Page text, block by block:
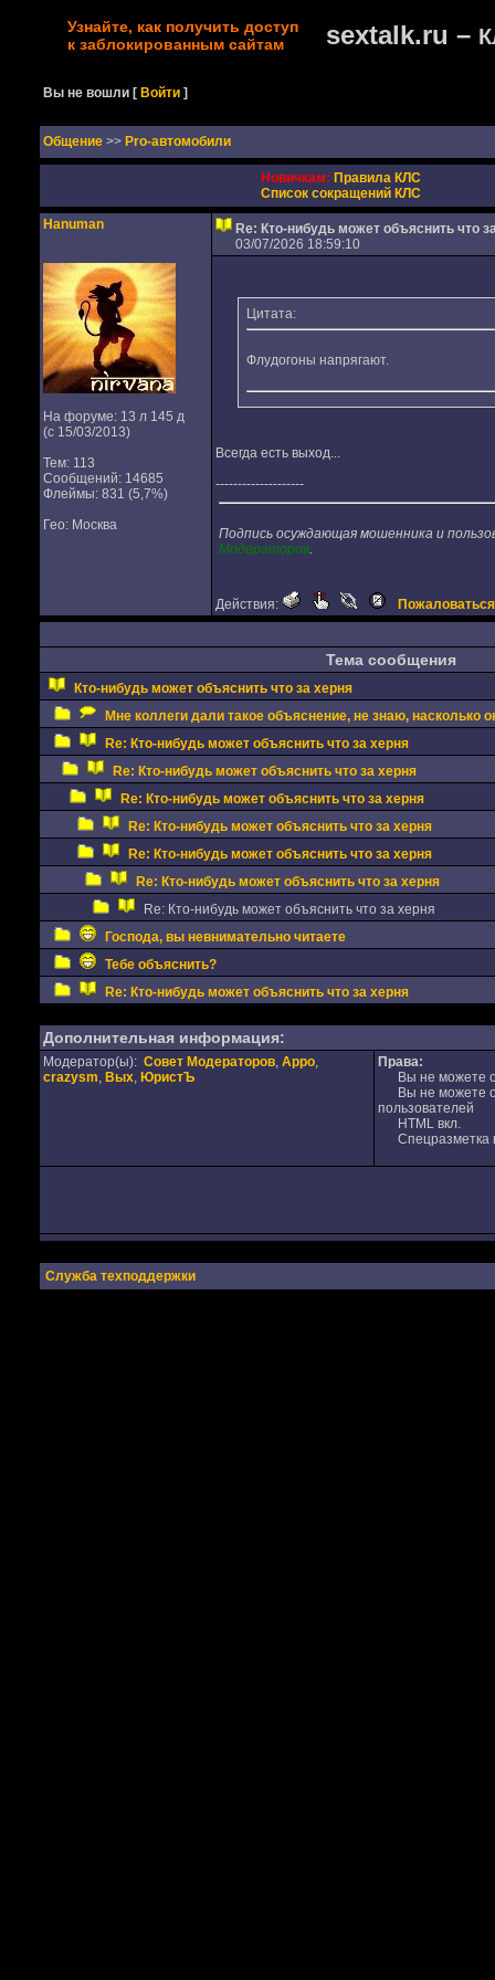
Узнайте, как получить доступ
к заблокированным сайтам
sextalk.ru –
Вы не вошли [Войти ]
Oбщение >> Pro-автомобили
Новичкам: Правила КЛС
Список сокращений КЛС
Hanuman
На форуме: 13 л 145 д
(с 15/03/2013)
Тем: 113
Сообщений: 14685
Флеймы: 831 (5,7%)
Гео: Москва
Re: Кто-нибудь может объяснить что
03/07/2026 18:59:10
Цитата:
Флудогоны напрягают.
Всегда есть выход...
--------------------
Подпись осуждающая мошенника и
Модераторов.
Действия: Пожаловаться
Тема сообщения
Кто-нибудь может объяснить что за херня
Мне коллеги дали такое объяснение, не знаю, насколько
Re: Кто-нибудь может объяснить что за херня
Re: Кто-нибудь может объяснить что за херня
Re: Кто-нибудь может объяснить что за херня
Re: Кто-нибудь может объяснить что за херня
Re: Кто-нибудь может объяснить что за херня
Re: Кто-нибудь может объяснить что за херня
Re: Кто-нибудь может объяснить что за херня
Господа, вы невнимательно читаете
Тебе объяснить?
Re: Кто-нибудь может объяснить что за херня
Дополнительная информация:
Модератор(ы): Совет Модераторов, Appo,
crazysm, Вых, ЮристЪ
Права:
Вы не можете
Вы не можете
пользователей
HTML вкл.
Спецразметка
Служба техподдержки